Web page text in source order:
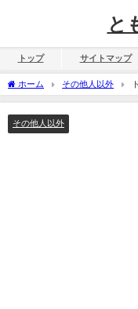
と
トップ サイトマップ
ホーム その他人以外
場所や回数も紹介!
その他人以外